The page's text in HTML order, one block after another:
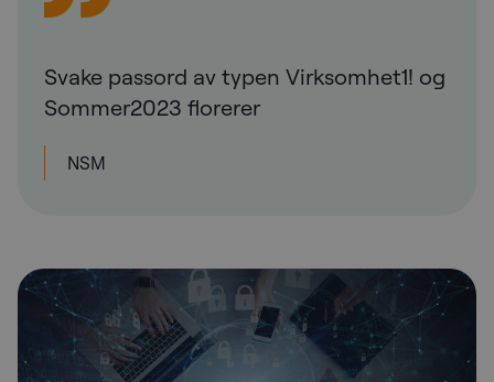
Svake passord av typen Virksomhet1! og
Sommer2023 florerer
NSM